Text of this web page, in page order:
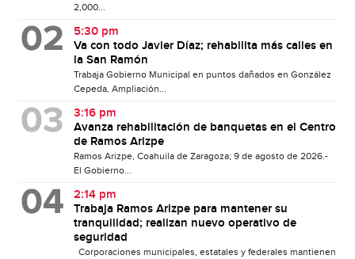
2,000...
5:30 pm
Va con todo Javier Díaz; rehabilita más calles en
la San Ramón
Trabaja Gobierno Municipal en puntos dañados en González
Cepeda, Ampliación...
3:16 pm
Avanza rehabilitación de banquetas en el Centro
de Ramos Arizpe
Ramos Arizpe, Coahuila de Zaragoza; 9 de agosto de 2026.-
El Gobierno...
2:14 pm
Trabaja Ramos Arizpe para mantener su
tranquilidad; realizan nuevo operativo de
seguridad
Corporaciones municipales, estatales y federales mantienen